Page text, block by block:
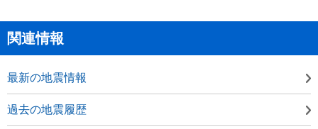
関連情報
最新の地震情報
過去の地震履歴